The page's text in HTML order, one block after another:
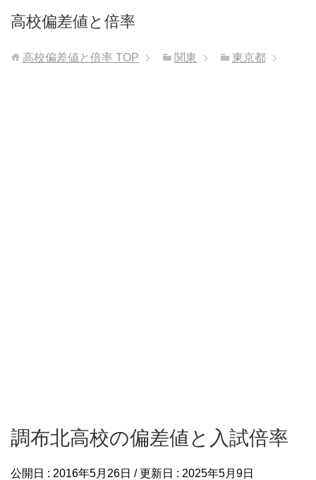
高校偏差値と倍率
高校偏差値と倍率 TOP 関東 東京都
調布北高校の偏差値と入試倍率
公開日 : 2016年5月26日 / 更新日 : 2025年5月9日